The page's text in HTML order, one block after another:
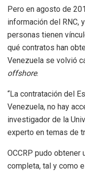
Pero en agosto de
información del RNC,
personas tienen
qué contratos han
Venezuela se volvió
offshore.
“La contratación del
Venezuela, no hay
investigador de la
experto en temas de
OCCRP pudo obtener
completa, tal y como